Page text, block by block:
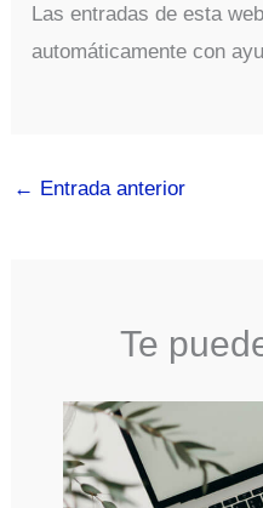
Las entradas de esta
automáticamente con
← Entrada anterior
Te